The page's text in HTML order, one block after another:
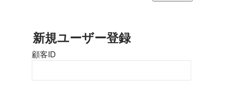
新規ユーザー登録
顧客ID